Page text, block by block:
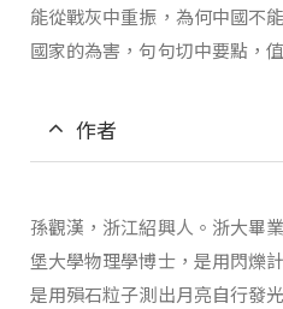
能從戰灰中重振，為何中國不
國家的為害，句句切中要點，
作者
孫觀漢，浙江紹興人。浙大畢
堡大學物理學博士，是用閃爍
是用殞石粒子測出月亮自行發